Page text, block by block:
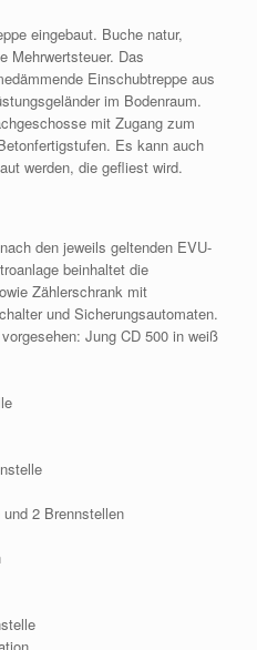
eingebaut. Buche natur,
Mehrwertsteuer. Das
Einschubtreppe aus
im Bodenraum.
mit Zugang zum
Es kann auch
werden, die gefliest wird.
den jeweils geltenden EVU-
beinhaltet die
Zählerschrank mit
und Sicherungsautomaten.
Jung CD 500 in weiß
2 Brennstellen